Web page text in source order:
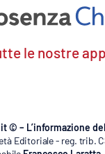
le nostre
© – L’informazione
Editoriale - reg. trib.